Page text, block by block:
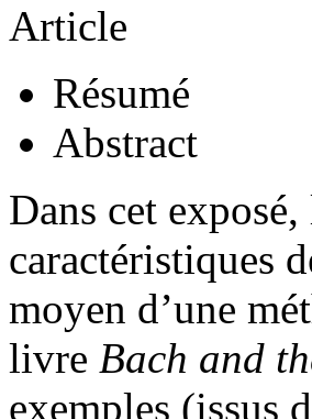
Article
Résumé
Abstract
Dans cet
caractéristiques
moyen d’une
livre Bach and
exemples (issus